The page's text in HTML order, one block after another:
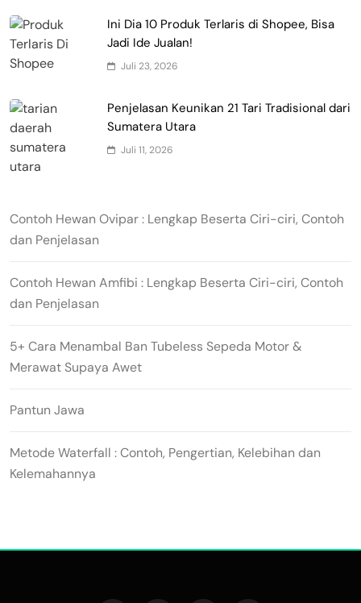
Ini Dia 10 Produk Terlaris di Shopee, Bisa
Jadi Ide Jualan!
Juli 23, 2026
Penjelasan Keunikan 21 Tari Tradisional dari
Sumatera Utara
Juli 11, 2026
Contoh Hewan Ovipar : Lengkap Beserta Ciri-ciri, Contoh
dan Penjelasan
Contoh Hewan Amfibi : Lengkap Beserta Ciri-ciri, Contoh
dan Penjelasan
5+ Cara Menambal Ban Tubeless Sepeda Motor &
Merawat Supaya Awet
Pantun Jawa
Metode Waterfall : Contoh, Pengertian, Kelebihan dan
Kelemahannya